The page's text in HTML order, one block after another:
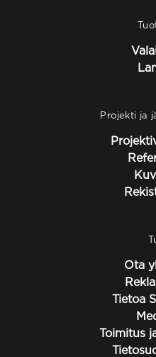
Projekti ja
Ota
Tietoa
Toimitus